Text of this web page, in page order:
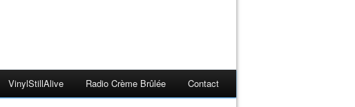
VinylStillAlive Radio Crème Brûlée Contact